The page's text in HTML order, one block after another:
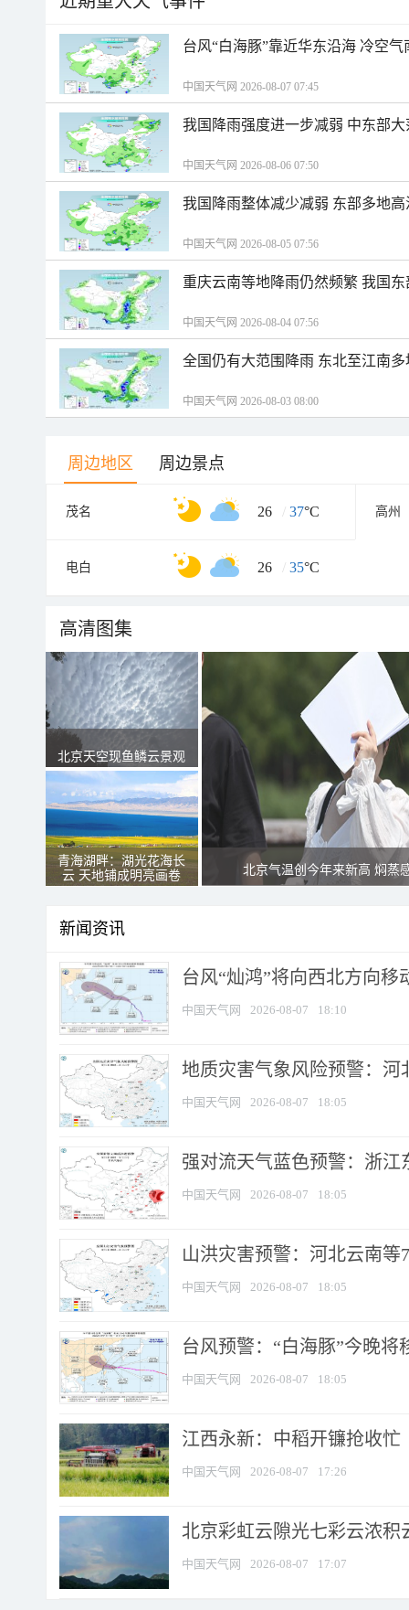
台风“白海豚”靠近华东沿海 冷空
中国天气网 2026-08-07 07:45
我国降雨强度进一步减弱 中东部
中国天气网 2026-08-06 07:50
我国降雨整体减少减弱 东部多地
中国天气网 2026-08-05 07:56
重庆云南等地降雨仍然频繁 我国
中国天气网 2026-08-04 07:56
全国仍有大范围降雨 东北至江南
中国天气网 2026-08-03 08:00
周边地区 周边景点
茂名 26 / 37°C 高州
电白 26 / 35°C
高清图集
北京天空现鱼鳞云景观
青海湖畔：湖光花海长
云 天地铺成明亮画卷
北京气温创今年来新高 焖蒸
新闻资讯
台风“灿鸿”将向西北方向移
中国天气网 2026-08-07 18:10
地质灾害气象风险预警：河
中国天气网 2026-08-07 18:05
强对流天气蓝色预警：浙江
中国天气网 2026-08-07 18:05
山洪灾害预警：河北云南
中国天气网 2026-08-07 18:05
台风预警：“白海豚”今晚将
中国天气网 2026-08-07 18:05
江西永新：中稻开镰抢收忙
中国天气网 2026-08-07 17:26
北京彩虹云隙光七彩云浓积
中国天气网 2026-08-07 17:07